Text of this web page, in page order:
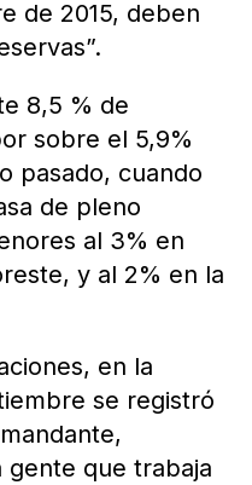
de 2015, deben
8,5 % de
sobre el 5,9%
pasado, cuando
de pleno
al 3% en
y al 2% en la
en la
se registró
gente que trabaja